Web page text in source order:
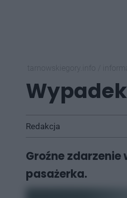
Redakcja
Groźne
pasażerka.